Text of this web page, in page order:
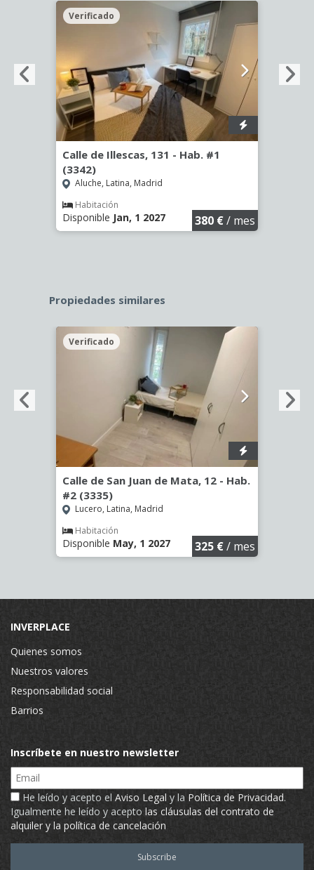
Verificado
Calle de Illescas, 131 - Hab. #1
(3342)
Aluche, Latina, Madrid
Habitación
Disponible Jan, 1 2027 380 €/ mes
Propiedades similares
Verificado
Calle de San Juan de Mata, 12 - Hab.
#2 (3335)
Lucero, Latina, Madrid
Habitación
Disponible May, 1 2027 325 €/ mes
INVERPLACE
Quienes somos
Nuestros valores
Responsabilidad social
Barrios
Inscríbete en nuestro newsletter
Email
He leído y acepto el Aviso Legal y la Política de Privacidad.
Igualmente he leído y acepto las cláusulas del contrato de
alquiler y la política de cancelación